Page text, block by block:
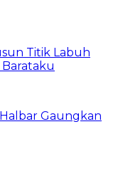
Titik Labuh
Barataku
Gaungkan